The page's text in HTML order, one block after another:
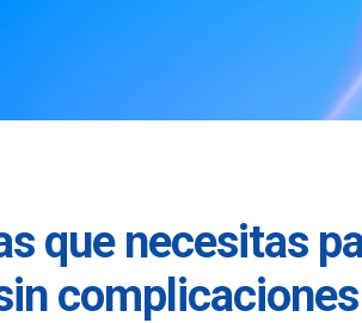
que necesitas
complicaciones